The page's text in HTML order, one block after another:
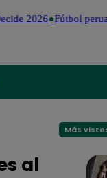
2026 Fútbol
al
Más